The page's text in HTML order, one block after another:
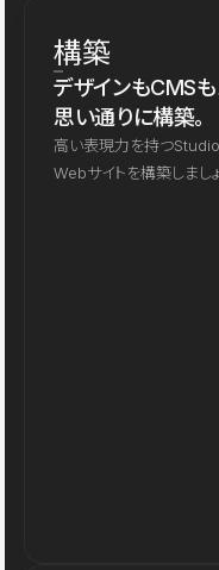
構築
デザインもCMS
思い通りに構築。
高い表現力を持つStudio
Webサイトを構築しましょ